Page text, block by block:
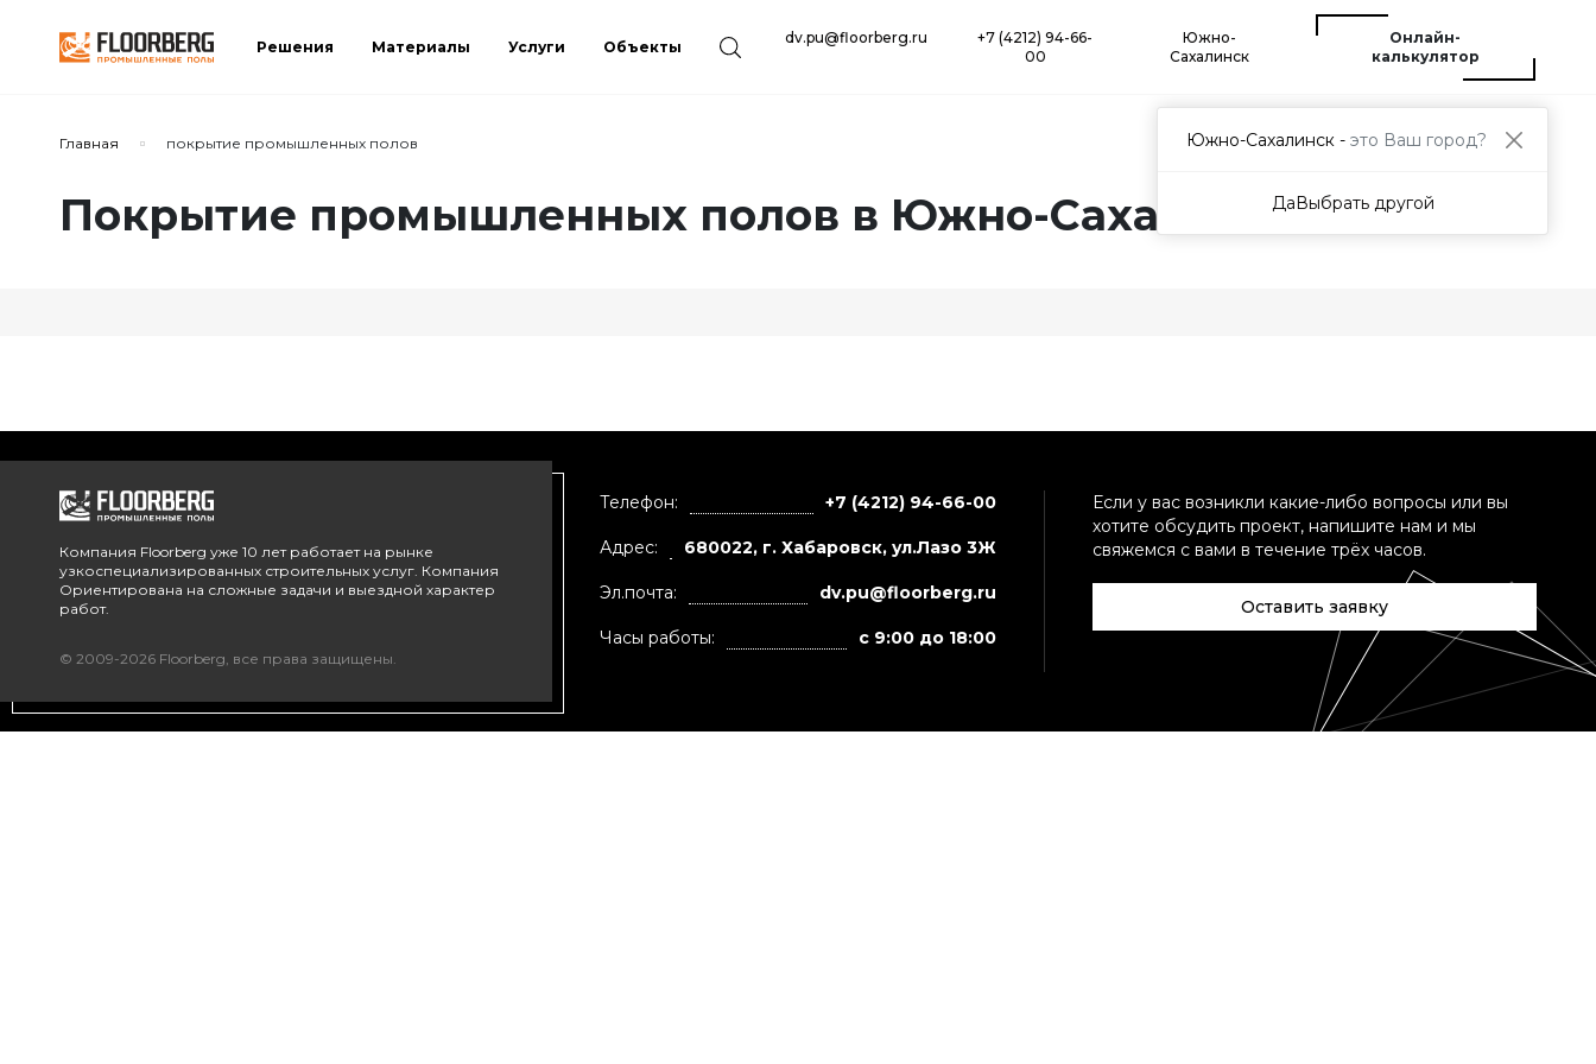
Решения Материалы Услуги Объекты
dv.pu@floorberg.ru
+7 (4212) 94-66-
00
Южно-
Сахалинск
Онлайн-
калькулятор
Главная покрытие промышленных полов
Покрытие промышленных полов в Южно-Сахалинске
Компания Floorberg уже 10 лет работает на рынке
узкоспециализированных строительных услуг. Компания
Ориентирована на сложные задачи и выездной характер
работ.
© 2009-2026 Floorberg, все права защищены.
Телефон: +7 (4212) 94-66-00
Адрес: 680022, г. Хабаровск, ул.Лазо 3Ж
Эл.почта: dv.pu@floorberg.ru
Часы работы: с 9:00 до 18:00
Если у вас возникли какие-либо вопросы или вы
хотите обсудить проект, напишите нам и мы
свяжемся с вами в течение трёх часов.
Оставить заявку
Южно-Сахалинск - это Ваш город?
ДаВыбрать другой